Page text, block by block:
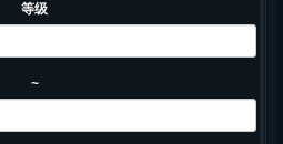
等级
~